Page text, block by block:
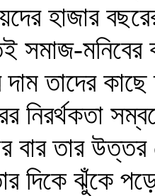
হাজার
সমাজ-মনিবের
তাদের
বার তার
দিকে ঝুঁকে